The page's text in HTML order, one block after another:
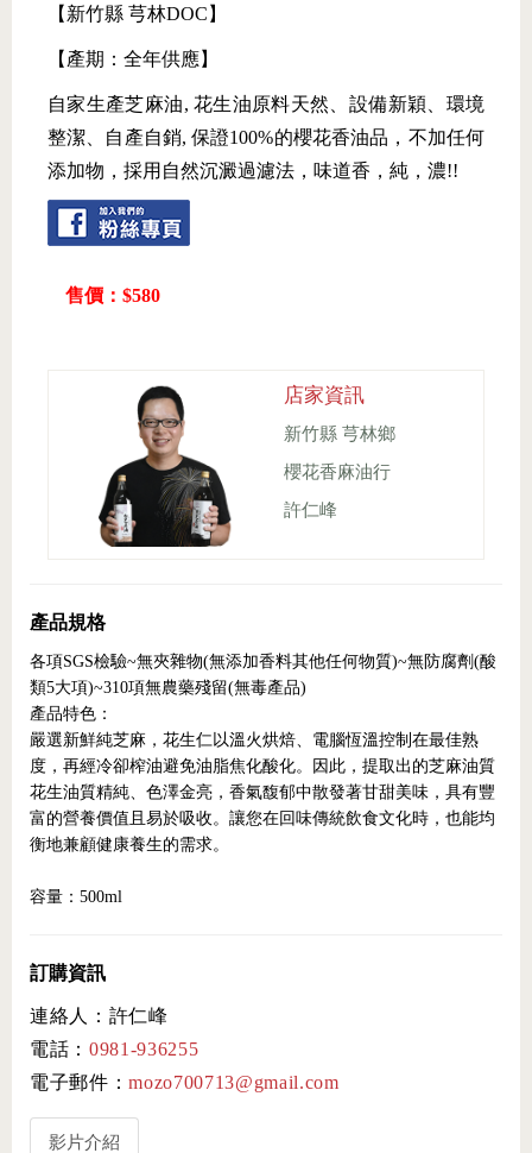
【新竹縣 芎林DOC】
【產期：全年供應】
自家生產芝麻油, 花生油原料天然、設備新穎、環境
整潔、自產自銷, 保證100%的櫻花香油品，不加任何
添加物，採用自然沉澱過濾法，味道香，純，濃!!
售價：$580
店家資訊
新竹縣 芎林鄉
櫻花香麻油行
許仁峰
產品規格
各項SGS檢驗~無夾雜物(無添加香料其他任何物質)~無防腐劑(酸
類5大項)~310項無農藥殘留(無毒產品)
產品特色：
嚴選新鮮純芝麻，花生仁以溫火烘焙、電腦恆溫控制在最佳熟
度，再經冷卻榨油避免油脂焦化酸化。因此，提取出的芝麻油質
花生油質精純、色澤金亮，香氣馥郁中散發著甘甜美味，具有豐
富的營養價值且易於吸收。讓您在回味傳統飲食文化時，也能均
衡地兼顧健康養生的需求。
容量：500ml
訂購資訊
連絡人：許仁峰
電話： 0981-936255
電子郵件：mozo700713@gmail.com
影片介紹